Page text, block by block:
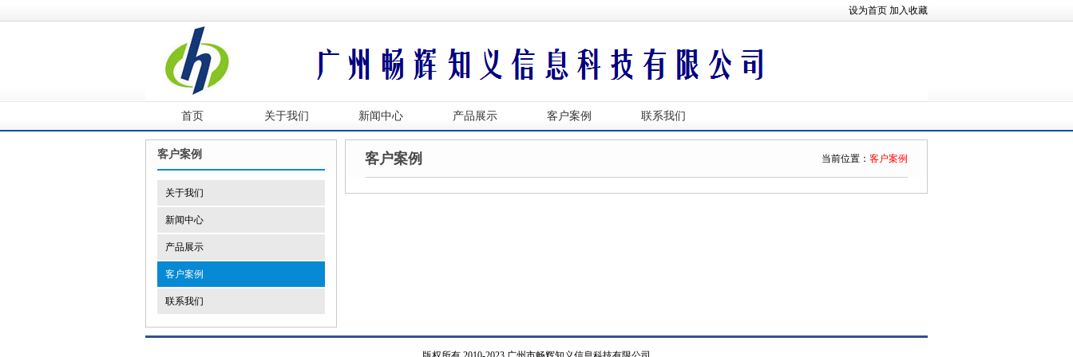
设为首页 加入收藏
首页 关于我们 新闻中心 产品展示 客户案例 联系我们
客户案例
关于我们
新闻中心
产品展示
客户案例
联系我们
当前位置： 客户案例
客户案例